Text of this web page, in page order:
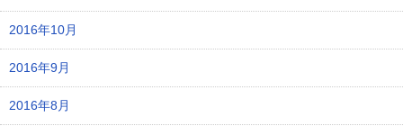
2016年10月
2016年9月
2016年8月